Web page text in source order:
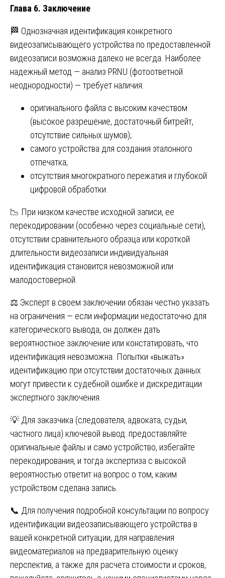
Глава 6. Заключение
🏁 Однозначная идентификация конкретного
видеозаписывающего устройства по предоставленной
видеозаписи возможна далеко не всегда. Наиболее
надежный метод — анализ PRNU (фотоответной
неоднородности) — требует наличия:
оригинального файла с высоким качеством
(высокое разрешение, достаточный битрейт,
отсутствие сильных шумов);
самого устройства для создания эталонного
отпечатка;
отсутствия многократного пережатия и глубокой
цифровой обработки.
📉 При низком качестве исходной записи, ее
перекодировании (особенно через социальные сети),
отсутствии сравнительного образца или короткой
длительности видеозаписи индивидуальная
идентификация становится невозможной или
малодостоверной.
⚖️ Эксперт в своем заключении обязан честно указать
на ограничения — если информации недостаточно для
категорического вывода, он должен дать
вероятностное заключение или констатировать, что
идентификация невозможна. Попытки «выжать»
идентификацию при отсутствии достаточных данных
могут привести к судебной ошибке и дискредитации
экспертного заключения.
💡 Для заказчика (следователя, адвоката, судьи,
частного лица) ключевой вывод: предоставляйте
оригинальные файлы и само устройство, избегайте
перекодирования, и тогда экспертиза с высокой
вероятностью ответит на вопрос о том, каким
устройством сделана запись.
📞 Для получения подробной консультации по вопросу
идентификации видеозаписывающего устройства в
вашей конкретной ситуации, для направления
видеоматериалов на предварительную оценку
перспектив, а также для расчета стоимости и сроков,